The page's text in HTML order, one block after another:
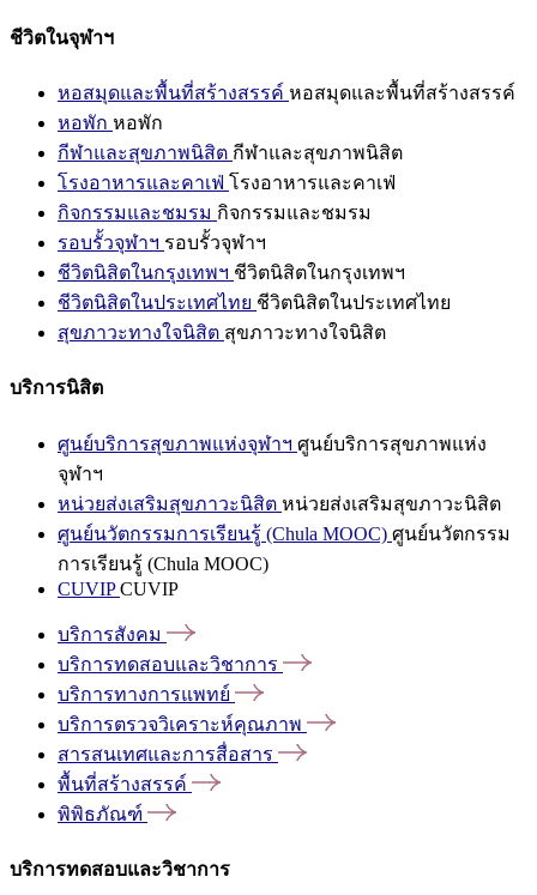
ชีวิตในจุฬาฯ
หอสมุดและพื้นที่สร้างสรรค์ หอสมุดและพื้นที่สร้างสรรค์
หอพัก หอพัก
กีฬาและสุขภาพนิสิต กีฬาและสุขภาพนิสิต
โรงอาหารและคาเฟ่ โรงอาหารและคาเฟ่
กิจกรรมและชมรม กิจกรรมและชมรม
รอบรั้วจุฬาฯ รอบรั้วจุฬาฯ
ชีวิตนิสิตในกรุงเทพฯ ชีวิตนิสิตในกรุงเทพฯ
ชีวิตนิสิตในประเทศไทย ชีวิตนิสิตในประเทศไทย
สุขภาวะทางใจนิสิต สุขภาวะทางใจนิสิต
บริการนิสิต
ศูนย์บริการสุขภาพแห่งจุฬาฯ ศูนย์บริการสุขภาพแห่ง
จุฬาฯ
หน่วยส่งเสริมสุขภาวะนิสิต หน่วยส่งเสริมสุขภาวะนิสิต
ศูนย์นวัตกรรมการเรียนรู้ (Chula MOOC) ศูนย์นวัตกรรม
การเรียนรู้ (Chula MOOC)
CUVIPCUVIP
บริการสังคม
บริการทดสอบและวิชาการ
บริการทางการแพทย์
บริการตรวจวิเคราะห์คุณภาพ
สารสนเทศและการสื่อสาร
พื้นที่สร้างสรรค์
พิพิธภัณฑ์
บริการทดสอบและวิชาการ